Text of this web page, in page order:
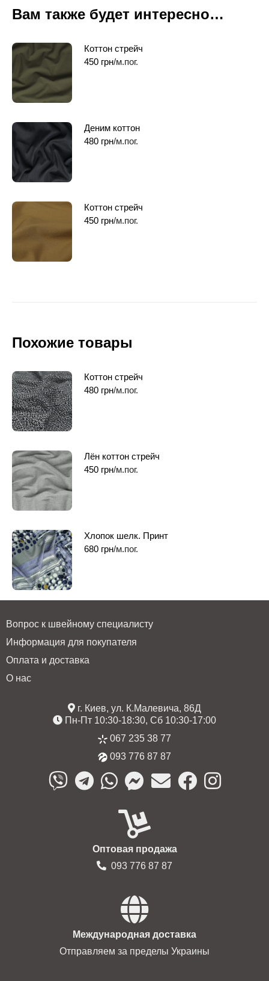
Вам также будет интересно…
Коттон стрейч
450 грн/м.пог.
Деним коттон
480 грн/м.пог.
Коттон стрейч
450 грн/м.пог.
Похожие товары
Коттон стрейч
480 грн/м.пог.
Лён коттон стрейч
450 грн/м.пог.
Хлопок шелк. Принт
680 грн/м.пог.
Вопрос к швейному специалисту
Информация для покупателя
Оплата и доставка
О нас
г. Киев, ул. К.Малевича, 86Д
Пн-Пт 10:30-18:30, Сб 10:30-17:00
067 235 38 77
093 776 87 87
Оптовая продажа
093 776 87 87
Международная доставка
Отправляем за пределы Украины